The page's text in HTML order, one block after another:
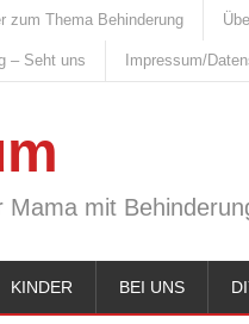
zum Thema Behinderung
– Seht uns Impressum/
mit
KINDER BEI UNS